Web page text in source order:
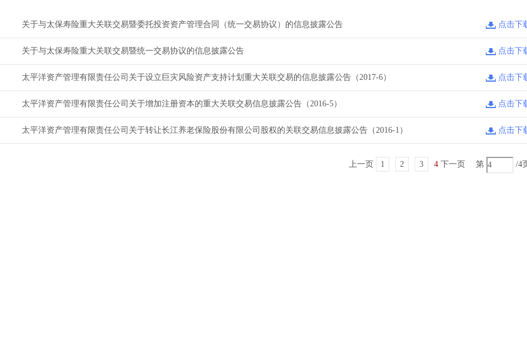
关于与太保寿险重大关联交易暨委托投资资产管理合同（统一交易协议）的信息披露公告 点击下
关于与太保寿险重大关联交易暨统一交易协议的信息披露公告 点击下
太平洋资产管理有限责任公司关于设立巨灾风险资产支持计划重大关联交易的信息披露公告（2017-6） 点击下
太平洋资产管理有限责任公司关于增加注册资本的重大关联交易信息披露公告（2016-5） 点击下
太平洋资产管理有限责任公司关于转让长江养老保险股份有限公司股权的关联交易信息披露公告（2016-1） 点击下
上一页 1 2 3 4 下一页 第 /4